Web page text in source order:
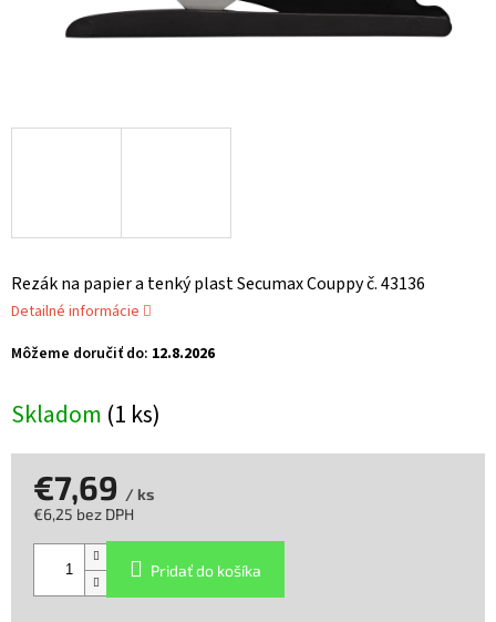
Skladom (1 ks)
Môžeme doručiť do: 12.8.2026
Rezák na papier a tenký plast Secumax Couppy č. 43136
Detailné informácie
€7,69 / ks
€6,25 bez DPH
Pridať do košíka